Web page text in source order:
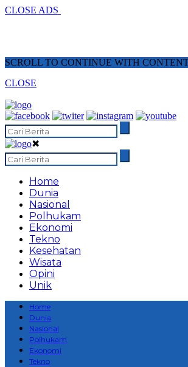
CLOSE ADS
SCROLL TO CONTINUE WITH
CLOSE
✖
Home
Dunia
Nasional
Polhukam
Ekonomi
Tekno
Kesehatan
Wisata
Opini
Unik
Home
Dunia
Nasional
Polhukam
Ekonomi
Tekno